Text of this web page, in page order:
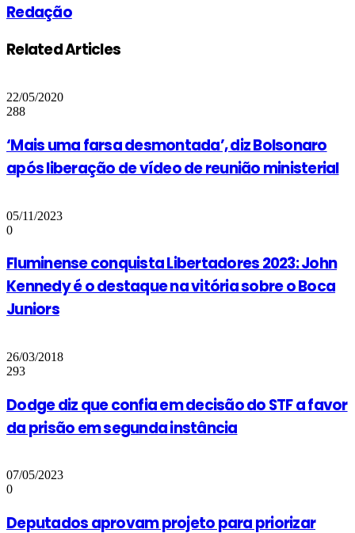
Redação
Related Articles
22/05/2020
288
‘Mais uma farsa desmontada’, diz Bolsonaro
após liberação de vídeo de reunião ministerial
05/11/2023
0
Fluminense conquista Libertadores 2023: John
Kennedy é o destaque na vitória sobre o Boca
Juniors
26/03/2018
293
Dodge diz que confia em decisão do STF a favor
da prisão em segunda instância
07/05/2023
0
Deputados aprovam projeto para priorizar